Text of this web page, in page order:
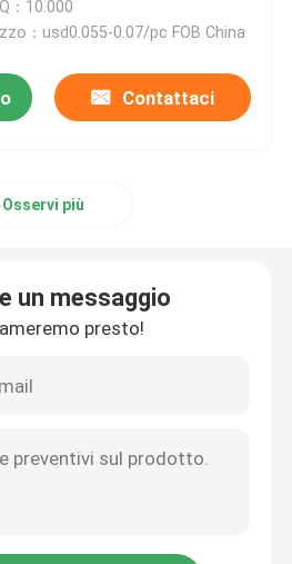
erbacce
Lock
Vape
Kush
：10.000
：usd0.055-0.07/pc FOB China
Contattaci
Osservi più
un messaggio
presto!